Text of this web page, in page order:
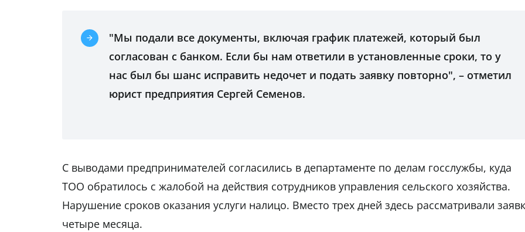
"Мы подали все документы, включая график платежей, который был
согласован с банком. Если бы нам ответили в установленные сроки, то у
нас был бы шанс исправить недочет и подать заявку повторно", – отметил
юрист предприятия Сергей Семенов.
С выводами предпринимателей согласились в департаменте по делам госслужбы, куда
ТОО обратилось с жалобой на действия сотрудников управления сельского хозяйства.
Нарушение сроков оказания услуги налицо. Вместо трех дней здесь рассматривали
четыре месяца.